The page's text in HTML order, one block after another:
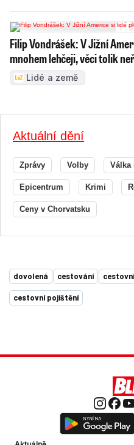
Filip Vondrášek: V Jižní
mnohem lehčeji, věci tolik
Lidé a země
Aktuální dění
Zprávy Volby Válka
Epicentrum Krimi
Ceny v Chorvatsku
dovolená cestování
cestovní pojištění